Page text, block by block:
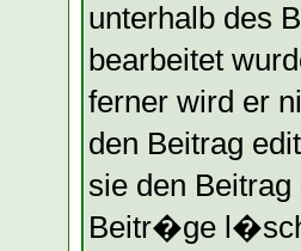
unterhalb des
bearbeitet
ferner wird er
den Beitrag
sie den
Beitr�ge